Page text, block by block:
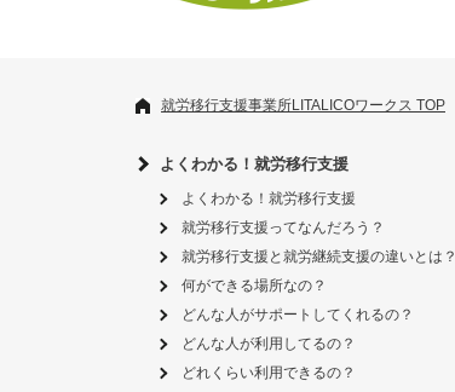
就労移行支援事業所LITALICOワークス TOP
よくわかる！就労移行支援
よくわかる！就労移行支援
就労移行支援ってなんだろう？
就労移行支援と就労継続支援の違いとは？
何ができる場所なの？
どんな人がサポートしてくれるの？
どんな人が利用してるの？
どれくらい利用できるの？